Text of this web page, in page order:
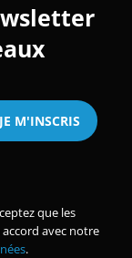
que les
avec notre
.